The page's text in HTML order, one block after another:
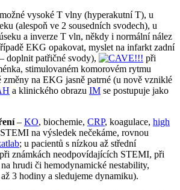
vysoké T vlny (hyperakutní T), u
(alespoň ve 2 sousedních svodech), u
a inverze T vln, někdy i normální nález
EKG opakovat, myslet na infarkt zadní
doplnit patřičné svody),
při
stimulovaném komorovém rytmu
změny na EKG jasně patrné (u nově vzniklé
a klinického obrazu IM se postupuje jako
– KO, biochemie, CRP, koagulace, high
na výsledek nečekáme, rovnou
; u pacientů s nízkou až střední
známkách neodpovídajících STEMI, při
hrudi či hemodynamické nestability,
3 hodiny a sledujeme dynamiku).